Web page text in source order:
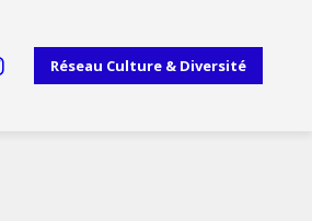
Réseau Culture & Diversité